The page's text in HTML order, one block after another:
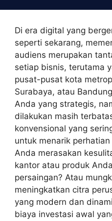
contentDi era digital yang
seperti sekarang,
audiens merupakan
setiap bisnis, terutama
pusat-pusat kota
Surabaya, atau
Anda yang strategis,
dilakukan masih
konvensional yang
untuk menarik
Anda merasakan
kantor atau produk
persaingan? Atau
meningkatkan citra
yang modern dan
biaya investasi awal